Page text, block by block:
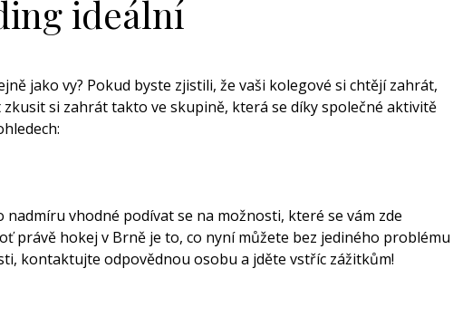
ideální
jako vy? Pokud byste zjistili, že vaši kolegové si chtějí zahrát,
si zahrát takto ve skupině, která se díky společné aktivitě
vhodné podívat se na možnosti, které se vám zde
právě hokej v Brně je to, co nyní můžete bez jediného problému
kontaktujte odpovědnou osobu a jděte vstříc zážitkům!